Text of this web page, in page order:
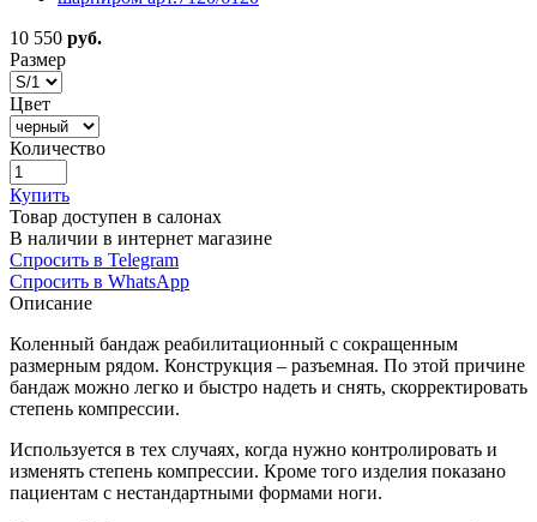
10 550 руб.
Размер
Цвет
Количество
Купить
Товар доступен в салонах
В наличии в интернет магазине
Спросить в Telegram
Спросить в WhatsApp
Описание
Коленный бандаж реабилитационный с сокращенным
размерным рядом. Конструкция – разъемная. По этой причине
бандаж можно легко и быстро надеть и снять, скорректировать
степень компрессии.
Используется в тех случаях, когда нужно контролировать и
изменять степень компрессии. Кроме того изделия показано
пациентам с нестандартными формами ноги.